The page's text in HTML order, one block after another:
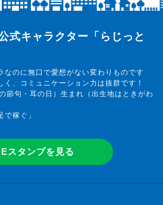
式キャラクター「らじっと
なのに無口で愛想がない変わりものです
く、コミュニケーション力は抜群です！
節句・耳の日）生まれ（出生地はときがわ
で稼ぐ」
スタンプを見る